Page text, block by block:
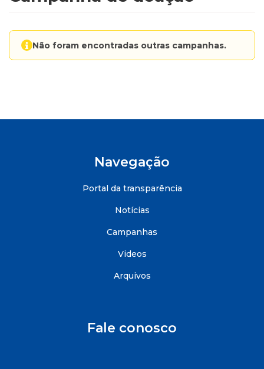
Não foram encontradas outras campanhas.
Navegação
Portal da transparência
Notícias
Campanhas
Videos
Arquivos
Fale conosco